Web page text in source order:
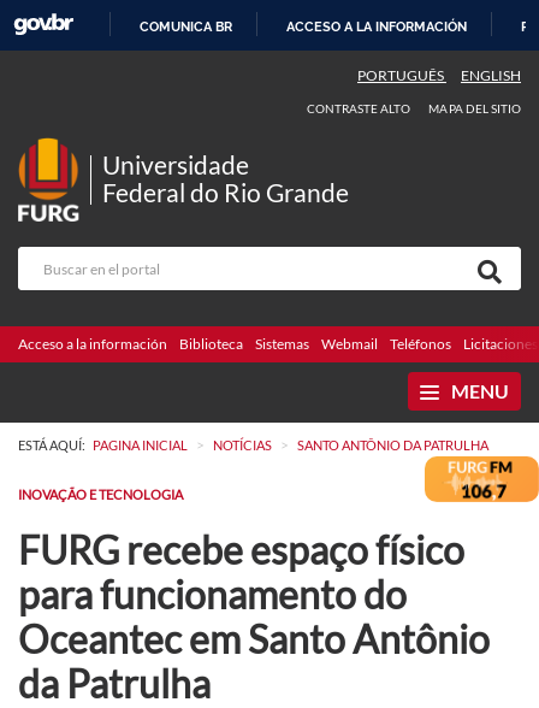
CONTENIDO
COMUNICA BR ACCESO A LA INFORMACIÓN
PORTUGUÊS ENGLISH
CONTRASTE ALTO MAPA DEL SITIO
Universidade
Federal do Rio Grande
Acceso a la información Biblioteca Sistemas Webmail Teléfonos Licitaciones
MENU
ESTÁ AQUÍ: PAGINA INICIAL > NOTÍCIAS > SANTO ANTÔNIO DA PATRULHA
INOVAÇÃO E TECNOLOGIA
FURG recebe espaço físico
para funcionamento do
Oceantec em Santo Antônio
da Patrulha